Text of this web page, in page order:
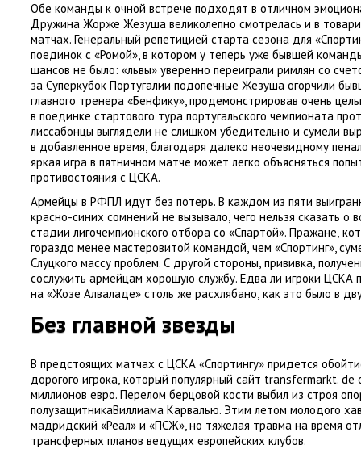
Обе команды к очной встрече подходят в отличном
Дружина Жорже Жезуша великолепно смотрелась и в
матчах. Генеральный репетицией старта сезона для «
поединок с «Ромой», в котором у теперь уже бывшей
шансов не было: «львы» уверенно переиграли римлян со
за Суперкубок Португалии подопечные Жезуша огорчили
главного тренера «Бенфику», продемонстрировав очень
в поединке стартового тура португальского чемпионата
лиссабонцы выглядели не слишком убедительно и сумели
в добавленное время, благодаря далеко неочевидному
яркая игра в пятничном матче может легко объясняться
противостояния с ЦСКА.
Армейцы в РФПЛ идут без потерь. В каждом из пяти
красно-синих сомнений не вызывало, чего нельзя сказать
стадии лигочемпионского отбора со «Спартой». Пражане,
гораздо менее мастеровитой командой, чем «Спортинг»,
Слуцкого массу проблем. С другой стороны, прививка,
сослужить армейцам хорошую службу. Едва ли игроки ЦСКА
на «Жозе Алваладе» столь же расхлябано, как это было в
Без главной звезды
В предстоящих матчах с ЦСКА «Спортингу» придется
дорогого игрока, который популярный сайт transfermarkt. de
миллионов евро. Перелом берцовой кости выбил из строя
полузащитникаВиллиама Карвалью. Этим летом молодого
мадридский «Реал» и «ПСЖ», но тяжелая травма на время
трансферных планов ведущих европейских клубов.